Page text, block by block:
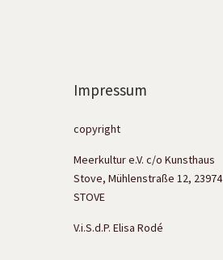
Impressum
copyright
Meerkultur e.V. c/o Kunsthaus
Stove, Mühlenstraße 12, 23974
STOVE
V.i.S.d.P. Elisa Rodé